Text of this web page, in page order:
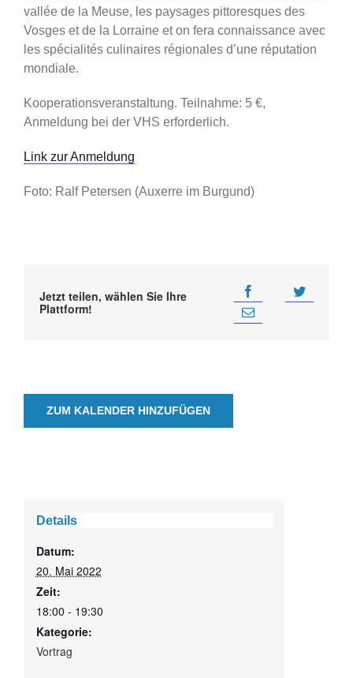
vallée de la Meuse, les paysages pittoresques des
Vosges et de la Lorraine et on fera connaissance avec
les spécialités culinaires régionales d’une réputation
mondiale.
Kooperationsveranstaltung. Teilnahme: 5 €,
Anmeldung bei der VHS erforderlich.
Link zur Anmeldung
Foto: Ralf Petersen (Auxerre im Burgund)
Jetzt teilen, wählen Sie Ihre
Plattform!
ZUM KALENDER HINZUFÜGEN
Details
Datum:
20. Mai 2022
Zeit:
18:00 - 19:30
Kategorie:
Vortrag